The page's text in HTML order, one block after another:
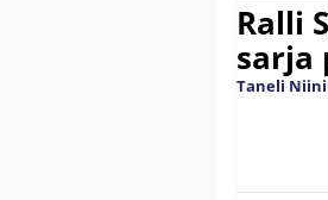
Ralli
sarja
Taneli